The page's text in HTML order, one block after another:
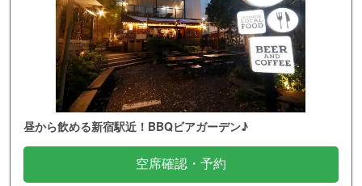
昼から飲める新宿駅近！BBQビアガーデン♪
空席確認・予約